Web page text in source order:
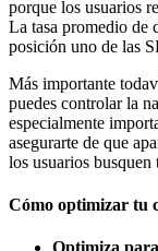
porque los usuarios
La tasa promedio de
posición uno de las
Más importante
puedes controlar la
especialmente
asegurarte de que
los usuarios busquen
Cómo optimizar tu